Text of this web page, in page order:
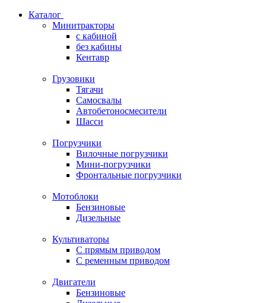
Каталог
Минитракторы
c кабиной
без кабины
Кентавр
Грузовики
Тягачи
Самосвалы
Автобетоносмесители
Шасси
Погрузчики
Вилочные погрузчики
Мини-погрузчики
Фронтальные погрузчики
Мотоблоки
Бензиновые
Дизельные
Культиваторы
С прямым приводом
С ременным приводом
Двигатели
Бензиновые